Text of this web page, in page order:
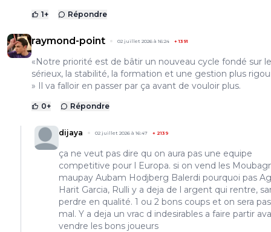
1+ Répondre
raymond-point 02 juillet 2026 à 16:24 +1391
«Notre priorité est de bâtir un nouveau cycle fondé sur le
sérieux, la stabilité, la formation et une gestion plus
» Il va falloir en passer par ça avant de vouloir plus.
0+ Répondre
dijaya 02 juillet 2026 à 16:47 + 2139
ça ne veut pas dire qu on aura pas une equipe
competitive pour l Europa. si on vend les
maupay Aubam Hodjberg Balerdi pourquoi pas
Harit Garcia, Rulli y a deja de l argent qui rentre,
perdre en qualité. 1 ou 2 bons coups et on sera
mal. Y a deja un vrac d indesirables a faire partir
vendre les bons joueurs